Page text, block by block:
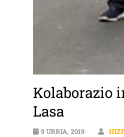
Kolaborazio
Lasa
9 URRIA, 2019